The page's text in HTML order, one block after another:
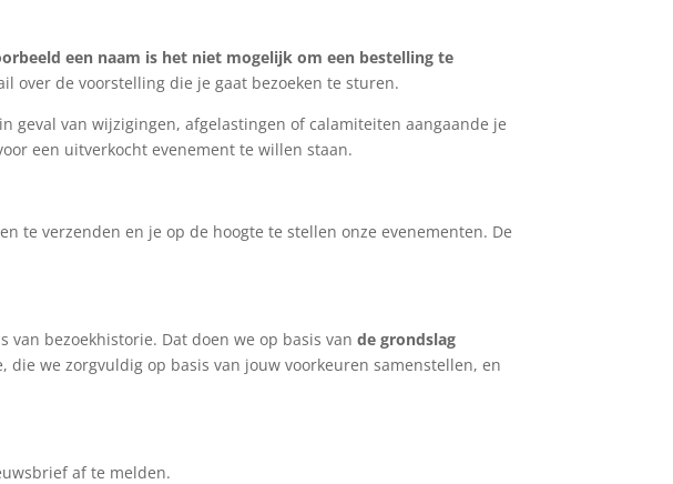
een naam is het niet mogelijk om een bestelling te
over de voorstelling die je gaat bezoeken te sturen.
geval van wijzigingen, afgelastingen of calamiteiten aangaande je
een uitverkocht evenement te willen staan.
te verzenden en je op de hoogte te stellen onze evenementen. De
van bezoekhistorie. Dat doen we op basis vande grondslag
we zorgvuldig op basis van jouw voorkeuren samenstellen, en
af te melden.